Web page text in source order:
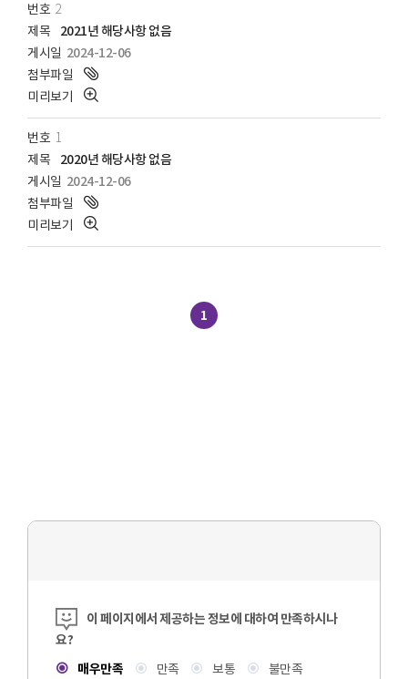
2
2021년 해당사항 없음
2024-12-06
1
2020년 해당사항 없음
2024-12-06
1
콘텐츠 만족도 조사
이 페이지에서 제공하는 정보에 대하여 만족하시나
요?
매우만족
만족 보통
불만족